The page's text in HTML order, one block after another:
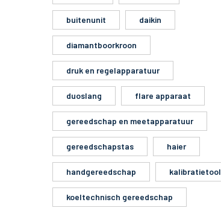
buitenunit daikin
diamantboorkroon
druk en regelapparatuur
duoslang flare apparaat
gereedschap en meetapparatuur
gereedschapstas haier
handgereedschap kalibratietool
koeltechnisch gereedschap